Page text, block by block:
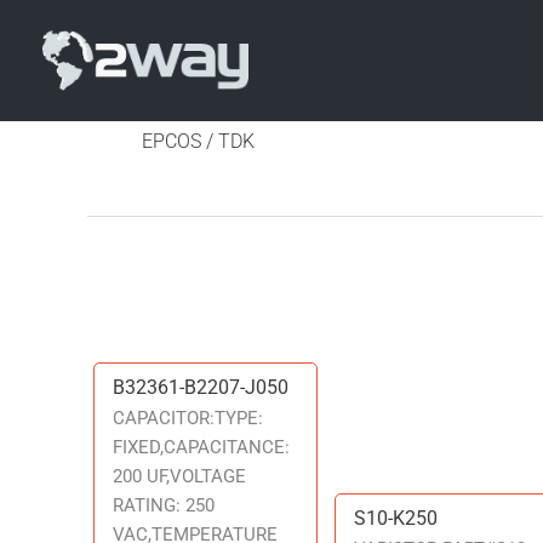
EPCOS / TDK
B32361-B2207-J050
CAPACITOR:TYPE:
FIXED,CAPACITANCE:
200 UF,VOLTAGE
RATING: 250
VAC,TEMPERATURE
B32361-
B2207-
J050
S10-K250
S10-